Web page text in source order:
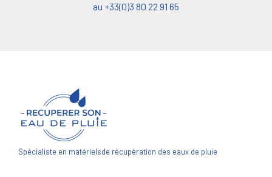
au +33(0)3 80 22 91 65
Spécialiste en matérielsde récupération des eaux de pluie